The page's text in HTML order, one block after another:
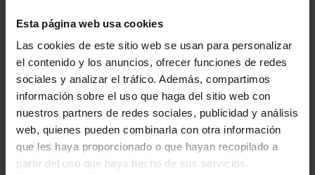
Esta página web usa cookies
Las cookies de este sitio web se usan para personalizar
el contenido y los anuncios, ofrecer funciones de redes
sociales y analizar el tráfico. Además, compartimos
información sobre el uso que haga del sitio web con
nuestros partners de redes sociales, publicidad y análisis
web, quienes pueden combinarla con otra información
que les haya proporcionado o que hayan recopilado a
partir del uso que haya hecho de sus servicios.
La duración en el tiempo de los resultados de la cirugía
necesidad de usar gafas o lentillas, está determinada
por la situación de cada paciente y, también, por una
serie de circunstancias que pueden limitar la
duración, entre ellas:
El tipo de error de refracción y la graduación. Las
personas que tienen un grado bajo de miopía
consiguen mejores resultados y más duraderos con